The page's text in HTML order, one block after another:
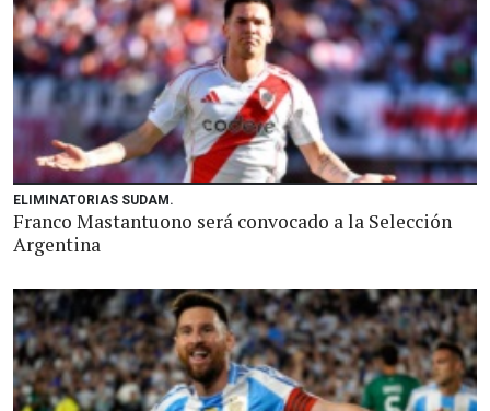
ELIMINATORIAS SUDAM.
Franco Mastantuono será convocado a la Selección
Argentina